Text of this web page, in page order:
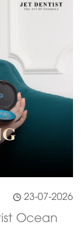
23-07-2026
Ocean